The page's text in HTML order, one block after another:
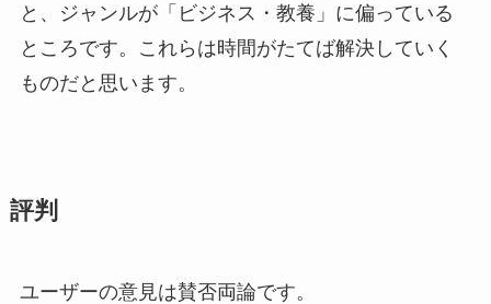
と、ジャンルが「ビジネス・教養」に偏っている
ところです。これらは時間がたてば解決していく
ものだと思います。
評判
ユーザーの意見は賛否両論です。